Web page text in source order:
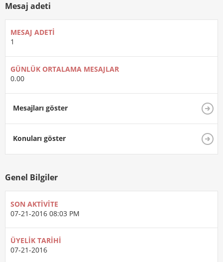
Mesaj adeti
MESAJ ADETI
1
GÜNLÜK ORTALAMA MESAJLAR
0.00
Mesajları göster
Konuları göster
Genel Bilgiler
SON AKTIVITE
07-21-2016 08:03 PM
ÜYELIK TARIHI
07-21-2016